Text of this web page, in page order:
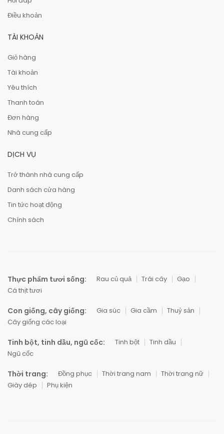
Điều khoản
TÀI KHOẢN
Giỏ hàng
Tài khoản
Yêu thích
Thanh toán
Đơn hàng
Nhà cung cấp
DỊCH VỤ
Trở thành nhà cung cấp
Danh sách cửa hàng
Tin tức hoạt động
Chính sách
Thực phẩm tươi sống: Rau củ quả Trái cây
Gạo
Cá thịt tươi
Con giống, cây giống: Gia súc Gia cầm
Thuỷ sản
Cây giống các loại
Tinh bột, tinh dầu, ngũ cốc: Tinh bột
Tinh dầu
Ngũ cốc
Thời trang: Đồng phục Thời trang nam
Thời trang nữ
Giày dép
Phụ kiện